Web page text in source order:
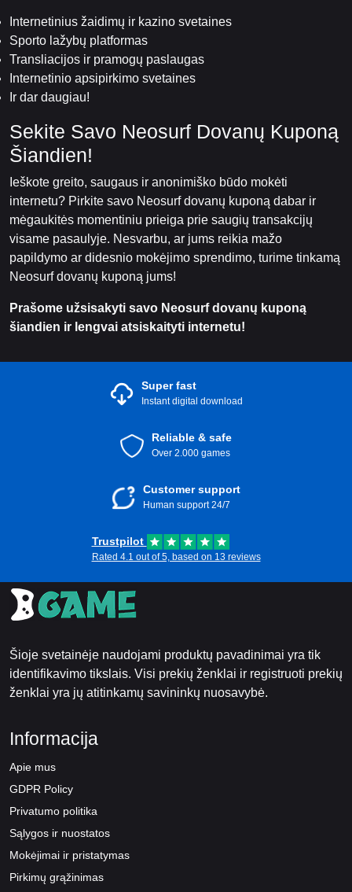
Internetinius žaidimų ir kazino svetaines
Sporto lažybų platformas
Transliacijos ir pramogų paslaugas
Internetinio apsipirkimo svetaines
Ir dar daugiau!
Sekite Savo Neosurf Dovanų Kuponą
Šiandien!
Ieškote greito, saugaus ir anonimiško būdo mokėti
internetu? Pirkite savo Neosurf dovanų kuponą dabar ir
mėgaukitės momentiniu prieiga prie saugių transakcijų
visame pasaulyje. Nesvarbu, ar jums reikia mažo
papildymo ar didesnio mokėjimo sprendimo, turime tinkamą
Neosurf dovanų kuponą jums!
Prašome užsisakyti savo Neosurf dovanų kuponą
šiandien ir lengvai atsiskaityti internetu!
Super fast
Instant digital download
Reliable & safe
Over 2.000 games
Customer support
Human support 24/7
Trustpilot
Rated 4.1 out of 5, based on 13 reviews
Šioje svetainėje naudojami produktų pavadinimai yra tik
identifikavimo tikslais. Visi prekių ženklai ir registruoti prekių
ženklai yra jų atitinkamų savininkų nuosavybė.
Informacija
Apie mus
GDPR Policy
Privatumo politika
Sąlygos ir nuostatos
Mokėjimai ir pristatymas
Pirkimų grąžinimas